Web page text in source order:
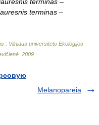
terminas –
: Vilniaus universiteto Ekologijos
2009
Melanopareia